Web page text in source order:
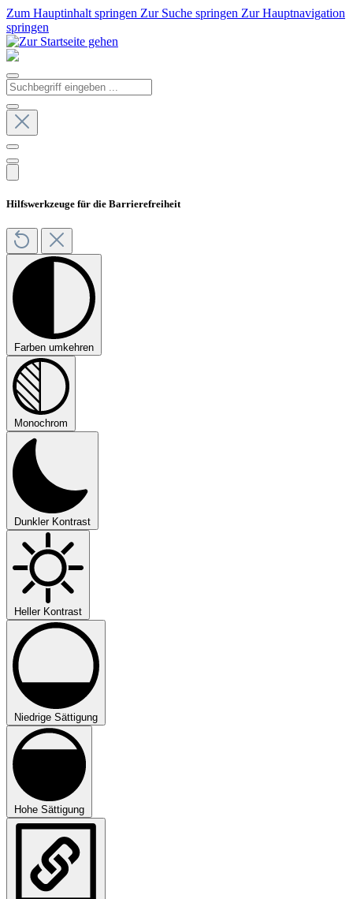
Zum Hauptinhalt springen Zur Suche springen Zur Hauptnavigation
springen
Hilfswerkzeuge für die Barrierefreiheit
Farben umkehren
Monochrom
Dunkler Kontrast
Heller Kontrast
Niedrige Sättigung
Hohe Sättigung